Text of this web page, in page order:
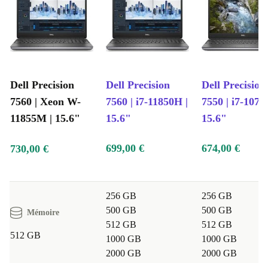
Dell Precision
7560 | Xeon W-
11855M | 15.6"
Dell Precision
7560 | i7-11850H |
15.6"
Dell Precision
7550 | i7-
15.6"
730,00 € 699,00 € 674,00 €
Mémoire
512 GB
256 GB
500 GB
512 GB
1000 GB
2000 GB
256 GB
500 GB
512 GB
1000 GB
2000 GB